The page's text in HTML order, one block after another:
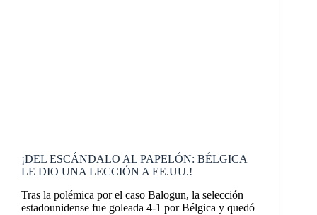
¡DEL ESCÁNDALO AL PAPELÓN: BÉLGICA
LE DIO UNA LECCIÓN A EE.UU.!
Tras la polémica por el caso Balogun, la selección
estadounidense fue goleada 4-1 por Bélgica y quedó